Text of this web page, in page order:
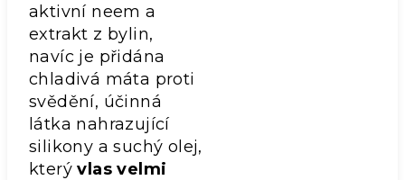
aktivní neem a
extrakt z bylin,
navíc je přidána
chladivá máta proti
svědění, účinná
látka nahrazující
silikony a suchý olej,
kterývlas velmi